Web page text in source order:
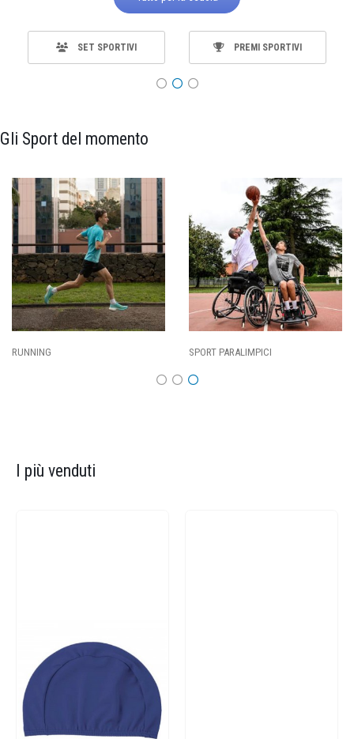
SET SPORTIVI PREMI SPORTIVI
Gli Sport del momento
CALCIO
I più venduti